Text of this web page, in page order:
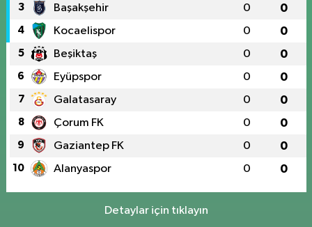
3 Başakşehir 0 0
4 Kocaelispor 0 0
5 Beşiktaş 0 0
6 Eyüpspor 0 0
7 Galatasaray 0 0
8 Çorum FK 0 0
9 Gaziantep FK 0 0
10 Alanyaspor 0 0
Detaylar için tıklayın